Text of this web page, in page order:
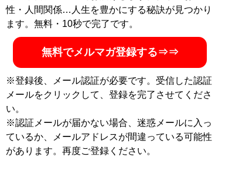
案し、時計の売買で資金を増やしていく。高校卒業後は
就職、5年間の社会人経験を経てから筑波大学情報学群
情報メディア創成学類に入学。お金を使わず贅沢する
「ドケチ快適」のプロ。腕時計は買った値段より高く売
却、ロールスロイスは実質10万円で購入。著書に『
な！』がある
『もう新品は買うな！』
性・人間関係…人生を豊かにする秘訣が見つかり
ます。無料・10秒で完了です。
無料でメルマガ登録する⇒⇒
※登録後、メール認証が必要です。受信した認証
メールをクリックして、登録を完了させてくださ
い。
※認証メールが届かない場合、迷惑メールに入っ
ているか、メールアドレスが間違っている可能性
があります。再度ご登録ください。